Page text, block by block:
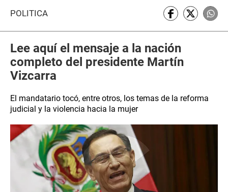
POLÍTICA
Lee aquí el mensaje a la nación
completo del presidente Martín
Vizcarra
El mandatario tocó, entre otros, los temas de la reforma
judicial y la violencia hacia la mujer